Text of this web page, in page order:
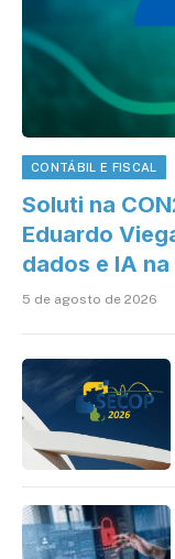
CONTÁBIL E FISCAL
Soluti na
Eduardo
dados e IA
5 de agosto de 2026